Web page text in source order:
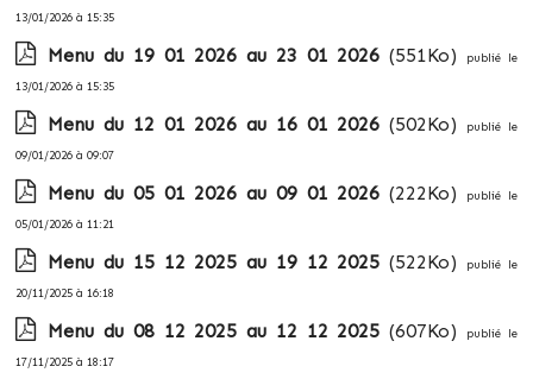
13/01/2026 à 15:35
Menu du 19 01 2026 au 23 01 2026 (551Ko)
publié le
13/01/2026 à 15:35
Menu du 12 01 2026 au 16 01 2026 (502Ko)
publié le
09/01/2026 à 09:07
Menu du 05 01 2026 au 09 01 2026 (222Ko)
publié le
05/01/2026 à 11:21
Menu du 15 12 2025 au 19 12 2025 (522Ko)
publié le
20/11/2025 à 16:18
Menu du 08 12 2025 au 12 12 2025 (607Ko)
publié le
17/11/2025 à 18:17